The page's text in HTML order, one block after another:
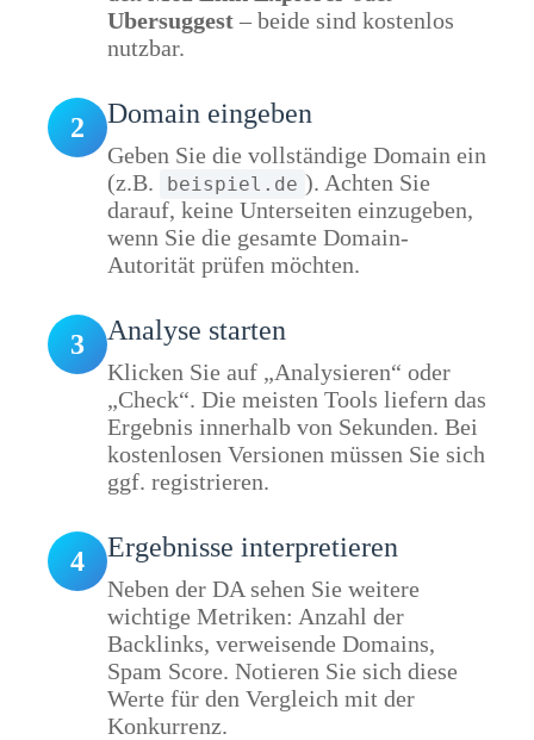
Ubersuggest – beide sind kostenlos
nutzbar.
2 Domain eingeben
Geben Sie die vollständige Domain ein
(z.B.
beispiel.de ). Achten Sie
darauf, keine Unterseiten einzugeben,
wenn Sie die gesamte Domain-
Autorität prüfen möchten.
3 Analyse starten
Klicken Sie auf „Analysieren“ oder
„Check“. Die meisten Tools liefern das
Ergebnis innerhalb von Sekunden. Bei
kostenlosen Versionen müssen Sie sich
ggf. registrieren.
4 Ergebnisse interpretieren
Neben der DA sehen Sie weitere
wichtige Metriken: Anzahl der
Backlinks, verweisende Domains,
Spam Score. Notieren Sie sich diese
Werte für den Vergleich mit der
Konkurrenz.